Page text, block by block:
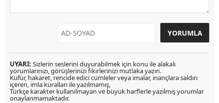
UYARI: Sizlerin seslerini duyurabilmek için konu ile alakalı
yorumlarınızı, görüşlerinizi fikirlerinizi mutlaka yazın.
Küfür, hakaret, rencide edici cümleler veya imalar, inançlara saldırı
içeren, imla kuralları ile yazılmamış,
Türkçe karakter kullanılmayan ve büyük harflerle yazılmış yorumlar
onaylanmamaktadır.